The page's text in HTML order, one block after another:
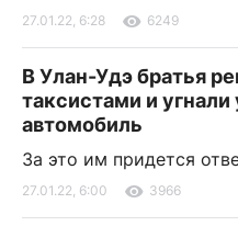
27.01.22, 6:28 6249
В Улан-Удэ братья
таксистами и
автомобиль
За это им придется
27.01.22, 6:00 3966